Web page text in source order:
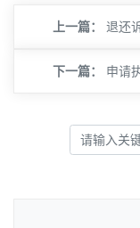
上一篇： 退还
下一篇： 申请